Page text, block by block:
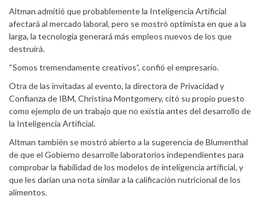
Altman admitió que probablemente la Inteligencia Artificial
afectará al mercado laboral, pero se mostró optimista en que a la
larga, la tecnología generará más empleos nuevos de los que
destruirá.
“Somos tremendamente creativos”, confió el empresario.
Otra de las invitadas al evento, la directora de Privacidad y
Confianza de IBM, Christina Montgomery, citó su propio puesto
como ejemplo de un trabajo que no existía antes del desarrollo de
la Inteligencia Artificial.
Altman también se mostró abierto a la sugerencia de Blumenthal
de que el Gobierno desarrolle laboratorios independientes para
comprobar la fiabilidad de los modelos de inteligencia artificial, y
que les darían una nota similar a la calificación nutricional de los
alimentos.